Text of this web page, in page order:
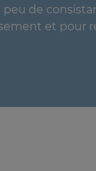
de
et pour